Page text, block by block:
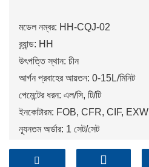
মডেল নম্বর: HH-CQJ-02
ব্র্যান্ড: HH
উৎপত্তি স্থান: চীন
আর্গন প্রবাহের আয়তন: 0-15L/মিনিট
পেমেন্টের ধরন: এল/সি, টি/টি
ইনকোটারম: FOB, CFR, CIF, EXW
ন্যূনতম অর্ডার: 1 সেট/সেট